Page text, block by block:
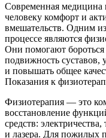
Современная медицина
человеку комфорт и
вмешательств. Одним
процессе являются
Они помогают
подвижность суставов,
и повышать общее
Показания к
Физиотерапия — это
восстановление
средств:
и лазера. Для пожилых